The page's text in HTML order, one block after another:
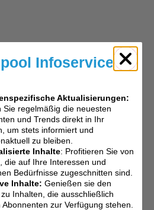
Infoservice
Aktualisierungen:
Sie regelmäßig die neuesten
und Trends direkt in Ihr
um stets informiert und
zu bleiben.
Inhalte: Profitieren Sie von
die auf Ihre Interessen und
Bedürfnisse zugeschnitten sind.
Inhalte: Genießen sie den
Inhalten, die ausschließlich
zur Verfügung stehen.